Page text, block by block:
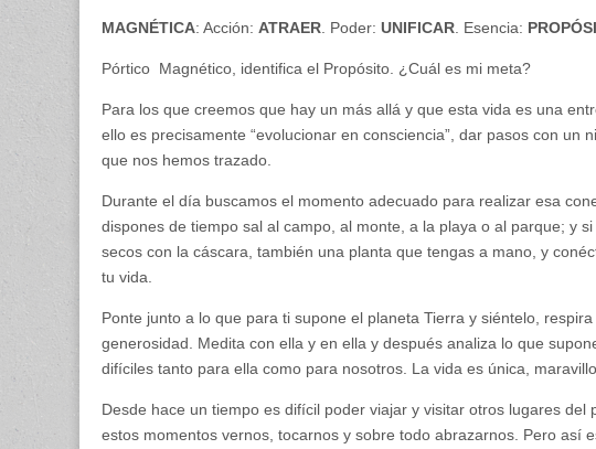
MAGNÉTICA: Acción: ATRAER . Poder: UNIFICAR . Esencia:
Pórtico Magnético, identifica el Propósito. ¿Cuál es mi meta?
Para los que creemos que hay un más allá y que esta vida es una
ello es precisamente “evolucionar en consciencia”, dar pasos con
que nos hemos trazado.
Durante el día buscamos el momento adecuado para realizar esa
dispones de tiempo sal al campo, al monte, a la playa o al parque; y
secos con la cáscara, también una planta que tengas a mano, y
tu vida.
Ponte junto a lo que para ti supone el planeta Tierra y siéntelo,
generosidad. Medita con ella y en ella y después analiza lo que
difíciles tanto para ella como para nosotros. La vida es única,
Desde hace un tiempo es difícil poder viajar y visitar otros lugares
estos momentos vernos, tocarnos y sobre todo abrazarnos. Pero así